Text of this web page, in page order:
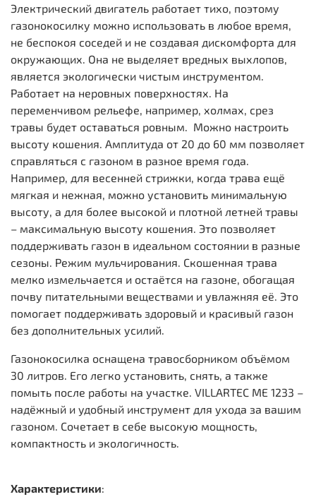
Электрический двигатель работает тихо, поэтому
газонокосилку можно использовать в любое время,
не беспокоя соседей и не создавая дискомфорта для
окружающих. Она не выделяет вредных выхлопов,
является экологически чистым инструментом.
Работает на неровных поверхностях. На
переменчивом рельефе, например, холмах, срез
травы будет оставаться ровным. Можно настроить
высоту кошения. Амплитуда от 20 до 60 мм позволяет
справляться с газоном в разное время года.
Например, для весенней стрижки, когда трава ещё
мягкая и нежная, можно установить минимальную
высоту, а для более высокой и плотной летней травы
– максимальную высоту кошения. Это позволяет
поддерживать газон в идеальном состоянии в разные
сезоны. Режим мульчирования. Скошенная трава
мелко измельчается и остаётся на газоне, обогащая
почву питательными веществами и увлажняя её. Это
помогает поддерживать здоровый и красивый газон
без дополнительных усилий.
Газонокосилка оснащена травосборником объёмом
30 литров. Его легко установить, снять, а также
помыть после работы на участке. VILLARTEC ME 1233 –
надёжный и удобный инструмент для ухода за вашим
газоном. Сочетает в себе высокую мощность,
компактность и экологичность.
Характеристики: